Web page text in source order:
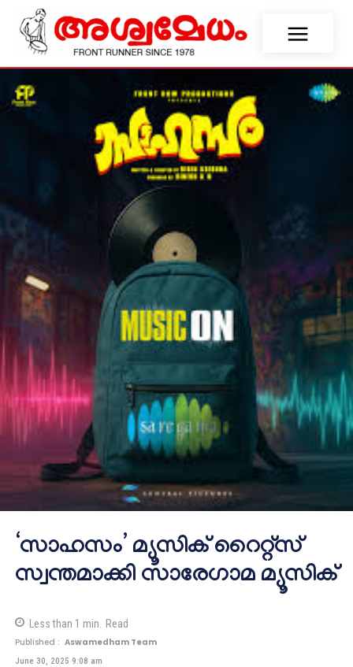
‘സാഹസം’ മ്യൂസിക് റൈറ്റ്സ്
സ്വന്തമാക്കി സാരേഗാമ മ്യൂസിക്
Less than 1 min. Read
Published : Aswamedham Team
June 30, 2025 9:08 am